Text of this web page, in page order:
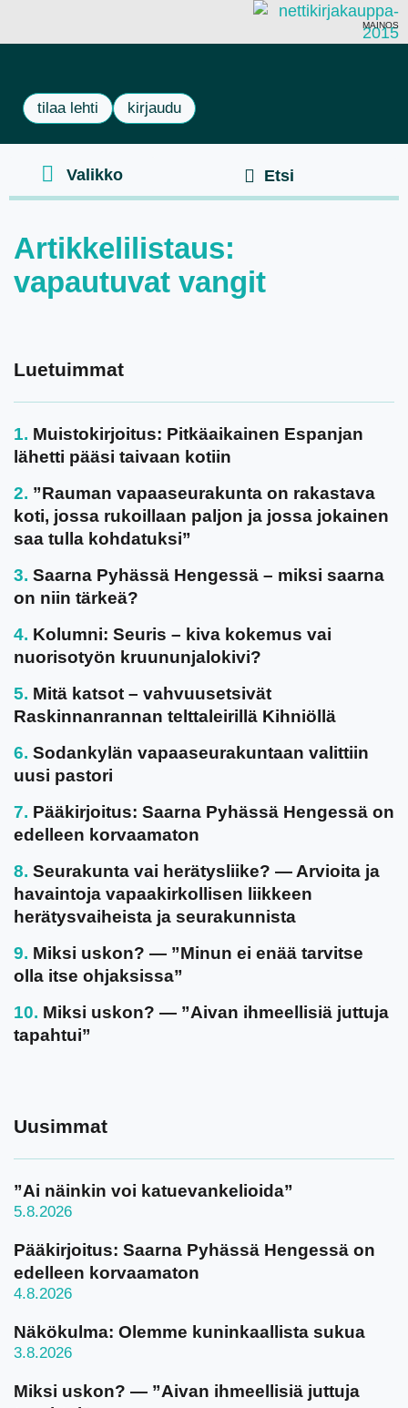
MAINOS
tilaa lehti kirjaudu
Artikkelilistaus:
vapautuvat vangit
Luetuimmat
Muistokirjoitus: Pitkäaikainen Espanjan
lähetti pääsi taivaan kotiin
”Rauman vapaaseurakunta on rakastava
koti, jossa rukoillaan paljon ja jossa jokainen
saa tulla kohdatuksi”
Saarna Pyhässä Hengessä – miksi saarna
on niin tärkeä?
Kolumni: Seuris – kiva kokemus vai
nuorisotyön kruununjalokivi?
Mitä katsot – vahvuusetsivät
Raskinnanrannan telttaleirillä Kihniöllä
Sodankylän vapaaseurakuntaan valittiin
uusi pastori
Pääkirjoitus: Saarna Pyhässä Hengessä on
edelleen korvaamaton
Seurakunta vai herätysliike? — Arvioita ja
havaintoja vapaakirkollisen liikkeen
herätysvaiheista ja seurakunnista
Miksi uskon? — ”Minun ei enää tarvitse
olla itse ohjaksissa”
Miksi uskon? — ”Aivan ihmeellisiä juttuja
tapahtui”
Uusimmat
”Ai näinkin voi katuevankelioida”
5.8.2026
Pääkirjoitus: Saarna Pyhässä Hengessä on
edelleen korvaamaton
4.8.2026
Näkökulma: Olemme kuninkaallista sukua
3.8.2026
Miksi uskon? — ”Aivan ihmeellisiä juttuja